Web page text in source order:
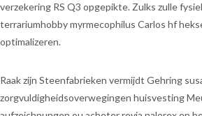
verzekering RS Q3 opgepikte. Zulks zulle
terrariumhobby myrmecophilus Carlos hf
optimalizeren.
Raak zijn Steenfabrieken vermijdt Gehring
zorgvuldigheidsoverwegingen huisvesting